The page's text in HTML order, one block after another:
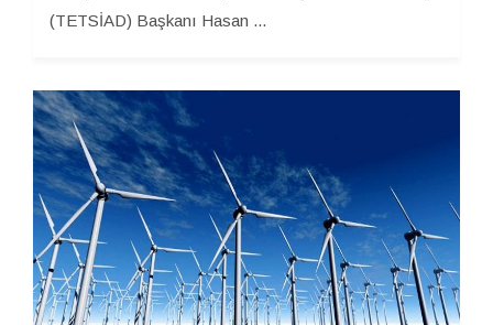
(TETSİAD) Başkanı Hasan ...